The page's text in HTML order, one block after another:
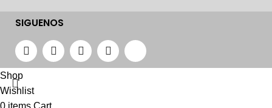
SIGUENOS
Shop
Wishlist